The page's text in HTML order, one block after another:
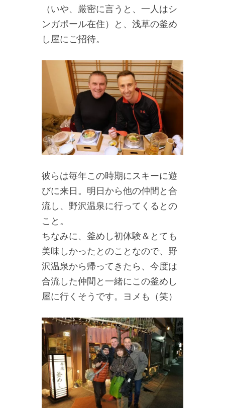
（いや、厳密に言うと、一人はシ
ンガポール在住）と、浅草の釜め
し屋にご招待。
彼らは毎年この時期にスキーに遊
びに来日。明日から他の仲間と合
流し、野沢温泉に行ってくるとの
こと。
ちなみに、釜めし初体験＆とても
美味しかったとのことなので、野
沢温泉から帰ってきたら、今度は
合流した仲間と一緒にこの釜めし
屋に行くそうです。ヨメも（笑）